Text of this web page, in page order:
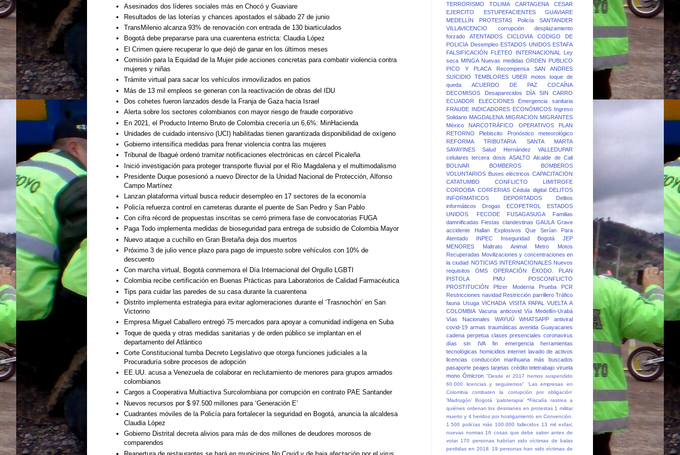
Asesinados dos líderes sociales más en Chocó y Guaviare
Resultados de las loterías y chances apostados el sábado 27 de junio
TransMilenio alcanza 93% de renovación con entrada de 130 biarticulados
Bogotá debe prepararse para una cuarentena estricta: Claudia López
El Crimen quiere recuperar lo que dejó de ganar en los últimos meses
Comisión para la Equidad de la Mujer pide acciones concretas para combatir violencia contra
mujeres y niñas
Trámite virtual para sacar los vehículos inmovilizados en patios
Más de 13 mil empleos se generan con la reactivación de obras del IDU
Dos cohetes fueron lanzados desde la Franja de Gaza hacia Israel
Alerta sobre los sectores colombianos con mayor riesgo de fraude corporativo
En 2021, el Producto Interno Bruto de Colombia crecería un 6,6%: MinHacienda
Unidades de cuidado intensivo (UCI) habilitadas tienen garantizada disponibilidad de oxígeno
Gobierno intensifica medidas para frenar violencia contra las mujeres
Tribunal de Ibagué ordenó tramitar notificaciones electrónicas en cárcel Picaleña
Inició investigación para proteger transporte fluvial por el Río Magdalena y el multimodalismo
Presidente Duque posesionó a nuevo Director de la Unidad Nacional de Protección, Alfonso
Campo Martínez
Lanzan plataforma virtual busca reducir desempleo en 17 sectores de la economía
Policía refuerza control en carreteras durante el puente de San Pedro y San Pablo
Con cifra récord de propuestas inscritas se cerró primera fase de convocatorias FUGA
Paga Todo implementa medidas de bioseguridad para entrega de subsidio de Colombia Mayor
Nuevo ataque a cuchillo en Gran Bretaña deja dos muertos
Próximo 3 de julio vence plazo para pago de impuesto sobre vehículos con 10% de
descuento
Con marcha virtual, Bogotá conmemora el Día Internacional del Orgullo LGBTI
Colombia recibe certificación en Buenas Prácticas para Laboratorios de Calidad Farmacéutica
Tips para cuidar las paredes de su casa durante la cuarentena
Distrito implementa estrategia para evitar aglomeraciones durante el ‘Trasnochón’ en San
Victorino
Empresa Miguel Caballero entregó 75 mercados para apoyar a comunidad indígena en Suba
Toque de queda y otras medidas sanitarias y de orden público se implantan en el
departamento del Atlántico
Corte Constitucional tumba Decreto Legislativo que otorga funciones judiciales a la
Procuraduría sobre procesos de adopción
EE.UU. acusa a Venezuela de colaborar en reclutamiento de menores para grupos armados
colombianos
Cargos a Cooperativa Multiactiva Surcolombiana por corrupción en contrato PAE Santander
Nuevos recursos por $ 97.500 millones para ‘Generación E’
Cuadrantes móviles de la Policía para fortalecer la seguridad en Bogotá, anuncia la alcaldesa
Claudia López
Gobierno Distrital decreta alivios para más de dos millones de deudores morosos de
comparendos
TERRORISMO
TOLIMA CARTAGENA
CESAR
EJERCITO
ESTUPEFACIENTES
GUAVIARE
MEDELLÍN
PROTESTAS Policía
SANTANDER
VILLAVICENCIO
corrupción
desplazamiento
forzado
ATENTADOS CICLOVIA
CODIGO DE
POLICIA Desempleo ESTADOS UNIDOS ESTAFA
FALSIFICACIÓN
FLETEO INTERNACIONAL
Ley
seca MINGA Nuevas medidas ORDEN PUBLICO
PICO Y PLACA
Recompensa
SAN ANDRES
SUICIDIO
TEMBLORES UBER motos
toque de
queda
ACUERDO DE PAZ
COCAÍNA
DECOMISOS
Desaparecidos
DÍA SIN CARRO
ECUADOR
ELECCIONES
Emergencia sanitaria
FRAUDE
INDICADORES ECONÓMICOS
Ingreso
Solidario MAGDALENA MIGRACION MIGRANTES
México
NARCOTRÁFICO OPERATIVOS
PLAN
RETORNO
Plebiscito
Pronóstico meteorológico
REFORMA TRIBUTARIA
SANTA MARTA
SAYAYINES
Salud Hernández
VALLEDUPAR
celulares
tercera dosis ASALTO
Alcalde de Cali
BOLIVAR
BOMBEROS
BOMBEROS
VOLUNTARIOS Buses eléctricos CAPACITACION
CATATUMBO
CONFLICTO LIMITROFE
CORDOBA CORFERIAS Cédula digital
DELITOS
INFORMATICOS
DEPORTADOS
Delitos
informáticos
Drogas ECOPETROL
ESTADOS
UNIDOS.
FECODE FUSAGASUGA
Familias
damnificadas
Fiestas clandestinas GAULA Grave
accidente
Hallan Explosivos Que Serían Para
Atentado
INPEC Inseguridad Bogotá
JEP
MENORES
Maltrato Animal Metro
Motos
Recuperadas Movilizaciones y concentraciones en
la ciudad NOTICIAS INTERNACIONALES Nuevos
requisitos
OMS OPERACIÓN ÉXODO.
PLAN
PISTOLA
PMU
POSCONFLICTO
PROSTITUCIÓN
Pfizer Moderna
Prueba PCR
Restricciones navidad Restricción parrillero Tráfico
fauna Usuga VICHADA VISITA PAPAL
VUELTA A
COLOMBIA Vacuna anticovid Vía Medellín-Urabá
Vías Nacionales
WAYUÚ WHATSAPP
antiviral
covid-19 armas traumáticas avenida Guayacanes
cadena perpetua clases presenciales coronavirus
días sin IVA
fin emergencia
herramientas
tecnológicas homicidios internet lavado de activos
licencias conducción
marihuana
más buscados
pasaporte peajes tarjetas crédito teletrabajo viruela
mono Ómicron "Desde el 2017 hemos suspendido
60.000 licencias y seguiremos"
'Las empresas en
Colombia combaten la corrupción por obligación'
'Madrugón' Bogotá
'paloterapia' *Fiscalía rastrea a
quiénes ordenan los desmanes en protestas 1 militar
muerto y 4 heridos por hostigamiento en Convención.
1.500 policías más 100.000 fallecidos 13 mil exfarc
nuevas normas 16 cosas que debe saber antes de
votar 170 personas habrían sido víctimas de balas
perdidas en 2018. 19 personas han sido víctimas de